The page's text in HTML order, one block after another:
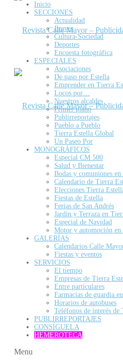
Inicio
SECCIONES
Actualidad
Breves
Cultura-Sociedad
Deportes
Encuesta fotográfica
ESPECIALES
Asociaciones
De paso por Estella
Emprender en Tierra
Locos por…
Nuestros alcaldes
Primer plano
Publirreportajes
Pueblo a Pueblo
Tierra Estella Global
Un Paseo Por
MONOGRÁFICOS
Especial CM 500
Salud y Bienestar
Bodas y comuniones
Calendario de Tierra
Elecciones Tierra
Fiestas de Estella
Ferias de San Andrés
Jardín y Terraza en
Especial de Navidad
Motor y automoción
GALERÍAS
Calendarios Calle
Fiestas y eventos
SERVICIOS
El tiempo
Empresas de Tierra
Entre particulares
Farmacias de guardia
Horarios de autobuses
Teléfonos de interés de
PUBLIRREPORTAJES
CONSÍGUELA
HEMEROTECA
Menu